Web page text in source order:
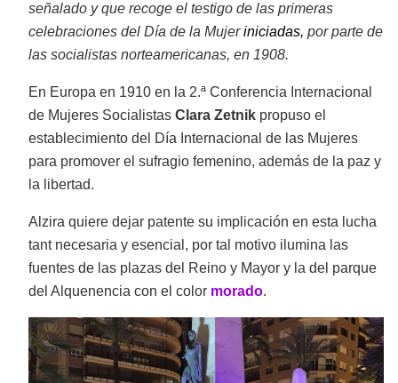
señalado y que recoge el testigo de las primeras
celebraciones del Día de la Mujeriniciadas, por parte de
las socialistas norteamericanas, en 1908.
En Europa en 1910 en la 2.ª Conferencia Internacional
de Mujeres SocialistasClara Zetnik propuso el
establecimiento del Día Internacional de las Mujeres
para promover el sufragio femenino, además de la paz y
la libertad.
Alzira quiere dejar patente su implicación en esta lucha
tant necesaria y esencial, por tal motivo ilumina las
fuentes de las plazas del Reino y Mayor y la del parque
del Alquenencia con el color morado.